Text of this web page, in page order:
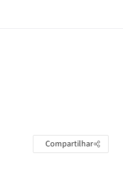
Compartilhar